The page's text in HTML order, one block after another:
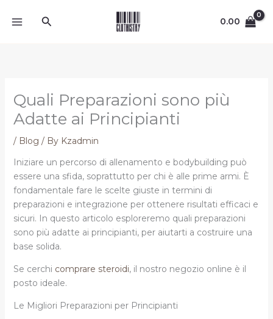
Search 0.00
Quali Preparazioni sono più
Adatte ai Principianti
/ Blog / By Kzadmin
Iniziare un percorso di allenamento e bodybuilding può
essere una sfida, soprattutto per chi è alle prime armi. È
fondamentale fare le scelte giuste in termini di
preparazioni e integrazione per ottenere risultati efficaci e
sicuri. In questo articolo esploreremo quali preparazioni
sono più adatte ai principianti, per aiutarti a costruire una
base solida.
Se cerchi comprare steroidi, il nostro negozio online è il
posto ideale.
Le Migliori Preparazioni per Principianti